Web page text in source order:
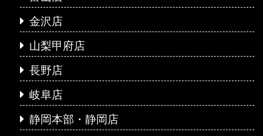
金沢店
山梨甲府店
長野店
岐阜店
静岡本部・静岡店